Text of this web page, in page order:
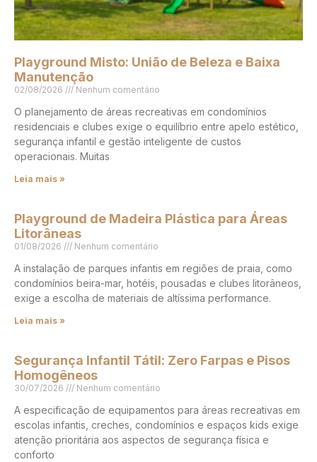
Playground Misto: União de Beleza e Baixa
Manutenção
02/08/2026 Nenhum comentário
O planejamento de áreas recreativas em condomínios
residenciais e clubes exige o equilíbrio entre apelo estético,
segurança infantil e gestão inteligente de custos
operacionais. Muitas
Leia mais »
Playground de Madeira Plástica para Áreas
Litorâneas
01/08/2026 Nenhum comentário
A instalação de parques infantis em regiões de praia, como
condomínios beira-mar, hotéis, pousadas e clubes litorâneos,
exige a escolha de materiais de altíssima performance.
Leia mais »
Segurança Infantil Tátil: Zero Farpas e Pisos
Homogêneos
30/07/2026 Nenhum comentário
A especificação de equipamentos para áreas recreativas em
escolas infantis, creches, condomínios e espaços kids exige
atenção prioritária aos aspectos de segurança física e
conforto